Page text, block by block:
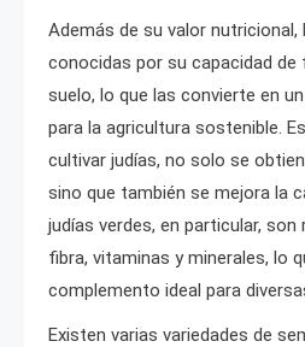
Además de su valor nutricional,
conocidas por su capacidad de
suelo, lo que las convierte en
para la agricultura sostenible.
cultivar judías, no solo se
sino que también se mejora la
judías verdes, en particular, son
fibra, vitaminas y minerales, lo
complemento ideal para
Existen varias variedades de